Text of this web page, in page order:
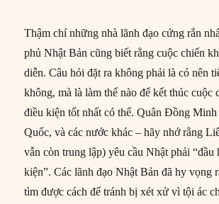
Thậm chí những nhà lãnh đạo cứng rắn
phủ Nhật Bản cũng biết rằng cuộc chiến
diễn. Câu hỏi đặt ra không phải là có nên
không, mà là làm thế nào để kết thúc cuộc
điều kiện tốt nhất có thể. Quân Đồng
Quốc, và các nước khác – hãy nhớ rằng
vẫn còn trung lập) yêu cầu Nhật phải “đầu
kiện”. Các lãnh đạo Nhật Bản đã hy vọng
tìm được cách để tránh bị xét xử vì tội ác